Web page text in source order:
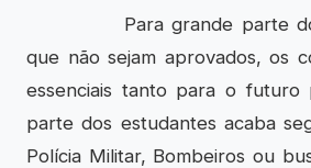
Para grande parte dos
que não sejam aprovados, os
essenciais tanto para o futuro
parte dos estudantes acaba
Polícia Militar, Bombeiros ou